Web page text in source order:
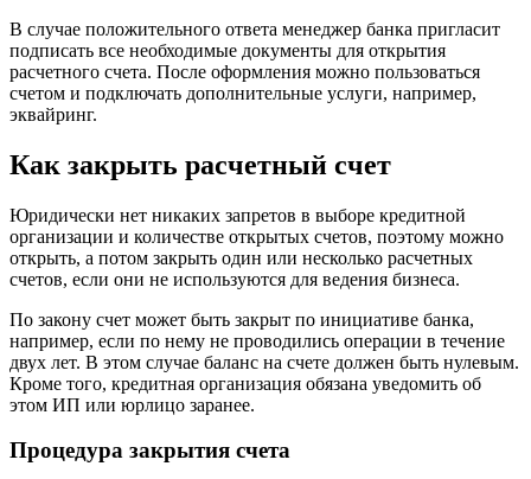
В случае положительного ответа менеджер банка пригласит
подписать все необходимые документы для открытия
расчетного счета. После оформления можно пользоваться
счетом и подключать дополнительные услуги, например,
эквайринг.
Как закрыть расчетный счет
Юридически нет никаких запретов в выборе кредитной
организации и количестве открытых счетов, поэтому можно
открыть, а потом закрыть один или несколько расчетных
счетов, если они не используются для ведения бизнеса.
По закону счет может быть закрыт по инициативе банка,
например, если по нему не проводились операции в течение
двух лет. В этом случае баланс на счете должен быть нулевым.
Кроме того, кредитная организация обязана уведомить об
этом ИП или юрлицо заранее.
Процедура закрытия счета